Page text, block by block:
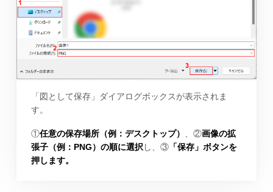
「図として保存」ダイアログボックスが表示されま
す。
①任意の保存場所（例：デスクトップ） 、②画像の拡
張子（例：PNG）の順に選択 し、③「保存」ボタンを
押します。